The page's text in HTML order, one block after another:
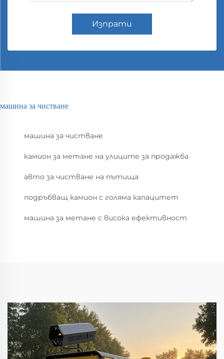
Изпрати
машина за чистване
машина за чистване
камион за метане на улиците за продажба
авто за чистване на пътища
подръбващ камион с голяма капацитет
машина за метане с висока ефективност